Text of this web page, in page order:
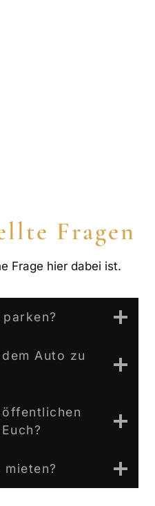
Fragen
Frage hier dabei ist.
Auto zu
mieten?